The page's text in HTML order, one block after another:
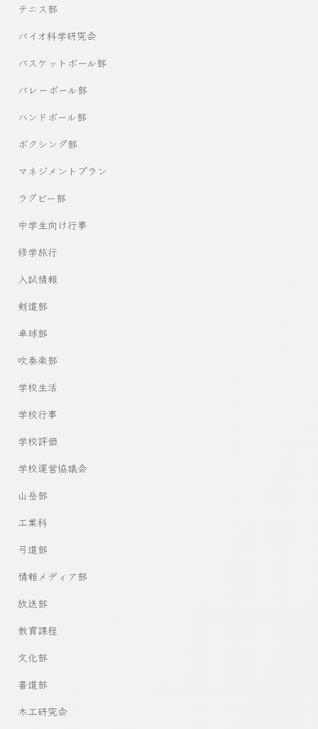
テニス部
バイオ科学研究会
バスケットボール部
バレーボール部
ハンドボール部
ボクシング部
マネジメントプラン
ラグビー部
中学生向け行事
修学旅行
入試情報
剣道部
卓球部
吹奏楽部
学校生活
学校行事
学校評価
学校運営協議会
山岳部
工業科
弓道部
情報メディア部
放送部
教育課程
文化部
書道部
木工研究会